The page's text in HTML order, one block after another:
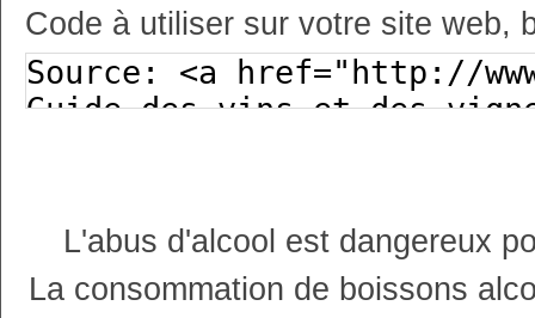
Code à utiliser sur votre site web,
L'abus d'alcool est dangereux
La consommation de boissons